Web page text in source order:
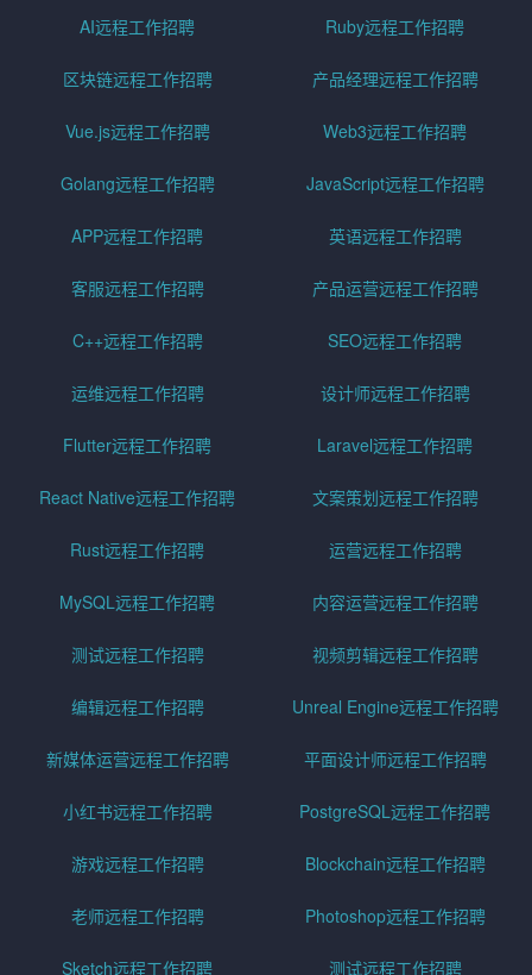
AI远程工作招聘 Ruby远程工作招聘
区块链远程工作招聘 产品经理远程工作招聘
Vue.js远程工作招聘 Web3远程工作招聘
Golang远程工作招聘 JavaScript远程工作招聘
APP远程工作招聘 英语远程工作招聘
客服远程工作招聘 产品运营远程工作招聘
C++远程工作招聘 SEO远程工作招聘
运维远程工作招聘 设计师远程工作招聘
Flutter远程工作招聘 Laravel远程工作招聘
React Native远程工作招聘 文案策划远程工作招聘
Rust远程工作招聘 运营远程工作招聘
MySQL远程工作招聘 内容运营远程工作招聘
测试远程工作招聘 视频剪辑远程工作招聘
编辑远程工作招聘 Unreal Engine远程工作招聘
新媒体运营远程工作招聘 平面设计师远程工作招聘
小红书远程工作招聘 PostgreSQL远程工作招聘
游戏远程工作招聘 Blockchain远程工作招聘
老师远程工作招聘 Photoshop远程工作招聘
Sketch远程工作招聘 测试远程工作招聘